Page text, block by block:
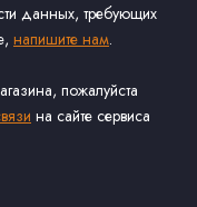
данных, требующих
напишите нам.
пожалуйста
на сайте сервиса